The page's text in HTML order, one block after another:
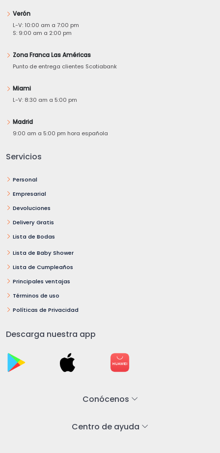
Verón
L-V: 10:00 am a 7:00 pm
S: 9:00 am a 2:00 pm
Zona Franca Las Américas
Punto de entrega clientes Scotiabank
Miami
L-V: 8:30 am a 5:00 pm
Madrid
9:00 am a 5:00 pm hora española
Servicios
Personal
Empresarial
Devoluciones
Delivery Gratis
Lista de Bodas
Lista de Baby Shower
Lista de Cumpleaños
Principales ventajas
Términos de uso
Políticas de Privacidad
Descarga nuestra app
Conócenos
Centro de ayuda